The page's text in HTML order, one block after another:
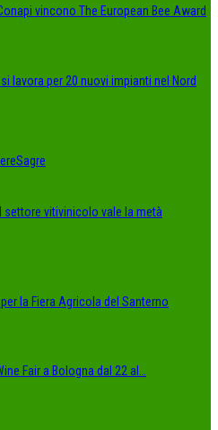
vincono The European Bee Award
lavora per 20 nuovi impianti nel Nord
Sagre
settore vitivinicolo vale la metà
la Fiera Agricola del Santerno
Fair a Bologna dal 22 al…